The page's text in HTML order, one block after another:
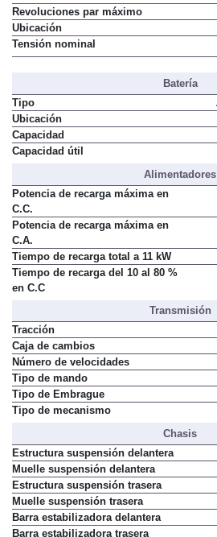
Par máximo
Revoluciones par máximo
Ubicación
Tensión nominal
Batería
Tipo
Ubicación
Capacidad
Alimentadores
Potencia de recarga máxima en
C.C.
Potencia de recarga máxima en
C.A.
Tiempo de recarga total a 11 kW
Tiempo de recarga del 10 al 80 %
Transmisión
Tracción
Caja de cambios
Número de velocidades
Tipo de mando
Tipo de Embrague
Chasis
Estructura suspensión delantera
Muelle suspensión delantera
Estructura suspensión trasera
Muelle suspensión trasera
Barra estabilizadora delantera